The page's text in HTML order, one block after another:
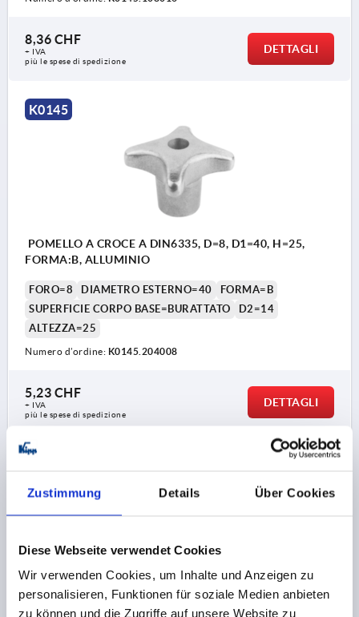
Zustimmung Details Über Cookies
Diese Webseite verwendet Cookies
Wir verwenden Cookies, um Inhalte und Anzeigen zu
personalisieren, Funktionen für soziale Medien anbieten
zu können und die Zugriffe auf unsere Website zu
8,36 CHF
+ IVA
più le spese di spedizione
DETTAGLI
K0145
POMELLO A CROCE A DIN6335, D=8, D1=40, H=25,
FORMA:B, ALLUMINIO
FORO=8 DIAMETRO ESTERNO=40
FORMA=B
SUPERFICIE CORPO BASE=BURATTATO
D2=14
ALTEZZA=25
Numero d’ordine: K0145.204008
5,23 CHF
+ IVA
più le spese di spedizione
DETTAGLI
POMELLO A CROCE A DIN6335, D=10, D1=50, H=32,
FORMA:B, ALLUMINIO